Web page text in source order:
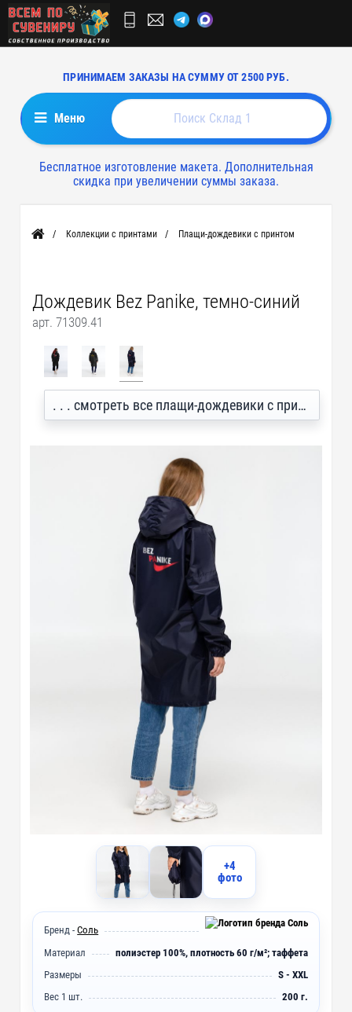
ПРИНИМАЕМ ЗАКАЗЫ НА СУММУ ОТ 2500 РУБ.
Меню
Бесплатное изготовление макета. Дополнительная
скидка при увеличении суммы заказа.
Главная Коллекции с принтами Плащи-дождевики с принтом
Дождевик Bez Panike, темно-синий
арт. 71309.41
. . . смотреть все плащи-дождевики с принтом
+4
фото
Бренд -Соль
Материал
полиэстер 100%, плотность 60 г/м²; таффета
Размеры
S - XXL
Вес 1 шт.
200 г.